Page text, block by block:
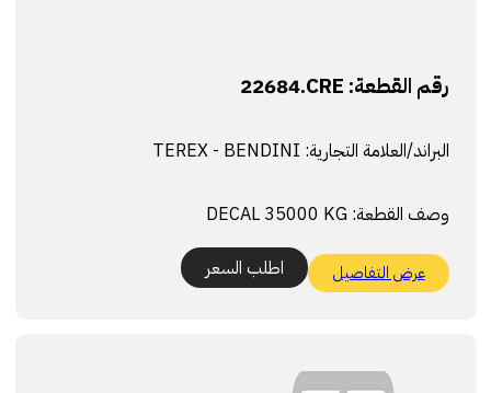
رقم القطعة: 22684.CRE
البراند/العلامة التجارية:
وصف القطعة:
عرض التفاصيل اطلب السعر